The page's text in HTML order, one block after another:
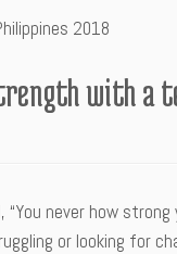
2018
with a
“You never how
or looking for